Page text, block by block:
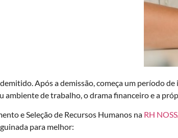
Após a demissão, começa um período
ambiente de trabalho, o drama financeiro e a
e Seleção de Recursos Humanos na RH
para melhor: